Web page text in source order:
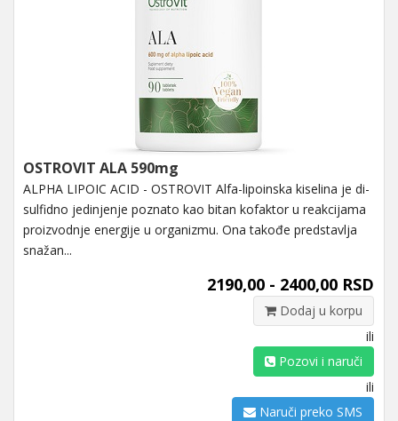
OSTROVIT ALA 590mg
ALPHA LIPOIC ACID - OSTROVIT Alfa-lipoinska kiselina je di-
sulfidno jedinjenje poznato kao bitan kofaktor u reakcijama
proizvodnje energije u organizmu. Ona takođe predstavlja
snažan...
2190,00 - 2400,00 RSD
Dodaj u korpu
ili
Pozovi i naruči
ili
Naruči preko SMS